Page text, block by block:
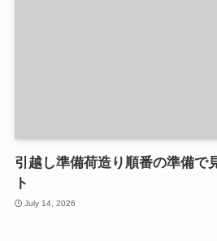
引越し準備荷造り順番の準備で
ト
July 14, 2026